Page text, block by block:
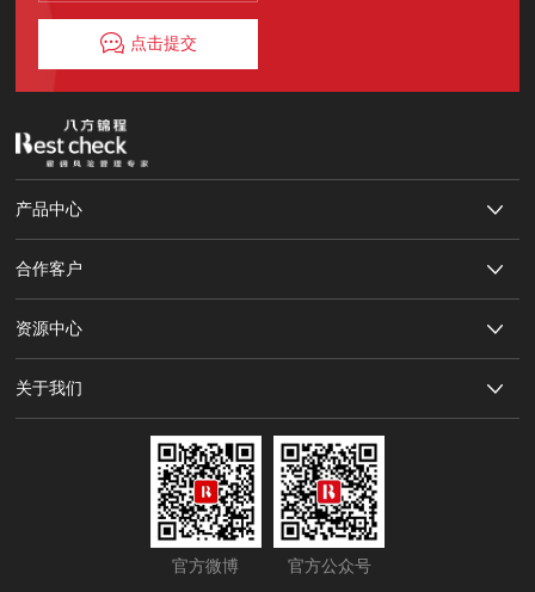
点击提交
产品中心
合作客户
资源中心
关于我们
官方微博 官方公众号